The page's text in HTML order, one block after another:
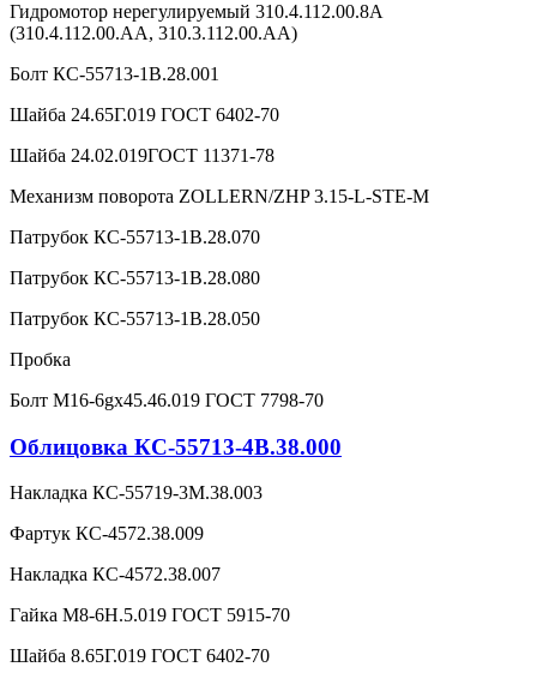
Гидромотор нерегулируемый 310.4.112.00.8А
(310.4.112.00.АА, 310.3.112.00.АА)
Болт КС-55713-1В.28.001
Шайба 24.65Г.019 ГОСТ 6402-70
Шайба 24.02.019ГОСТ 11371-78
Механизм поворота ZOLLERN/ZHP 3.15-L-STE-M
Патрубок КС-55713-1В.28.070
Патрубок КС-55713-1В.28.080
Патрубок КС-55713-1В.28.050
Пробка
Болт М16-6gx45.46.019 ГОСТ 7798-70
Облицовка КС-55713-4В.38.000
Накладка КС-55719-3М.38.003
Фартук КС-4572.38.009
Накладка КС-4572.38.007
Гайка М8-6Н.5.019 ГОСТ 5915-70
Шайба 8.65Г.019 ГОСТ 6402-70